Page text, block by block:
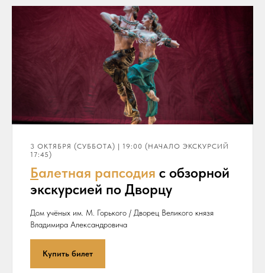
3 ОКТЯБРЯ (СУББОТА) | 19:00 (НАЧАЛО ЭКСКУРСИЙ
17:45)
Балетная рапсодия с обзорной
экскурсией по Дворцу
Дом учёных им. М. Горького / Дворец Великого князя
Владимира Александровича
Купить билет